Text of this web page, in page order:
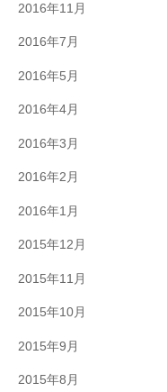
2016年11月
2016年7月
2016年5月
2016年4月
2016年3月
2016年2月
2016年1月
2015年12月
2015年11月
2015年10月
2015年9月
2015年8月